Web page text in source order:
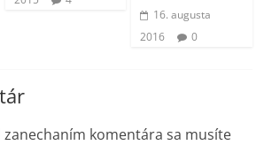
16. augusta
2016
0
zanechaním komentára sa musíte